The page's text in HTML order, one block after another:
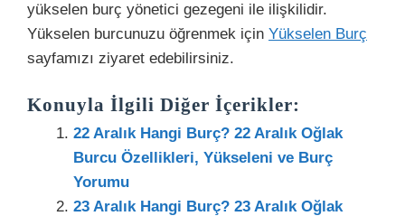
yükselen burç yönetici gezegeni ile ilişkilidir.
Yükselen burcunuzu öğrenmek için Yükselen Burç
sayfamızı ziyaret edebilirsiniz.
Konuyla İlgili Diğer İçerikler:
22 Aralık Hangi Burç? 22 Aralık Oğlak
Burcu Özellikleri, Yükseleni ve Burç
Yorumu
23 Aralık Hangi Burç? 23 Aralık Oğlak